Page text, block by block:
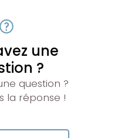
une
?
question ?
la réponse !